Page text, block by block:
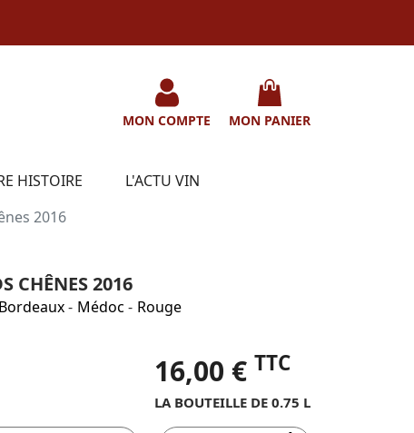
MON COMPTE MON PANIER
HISTOIRE
L'ACTU VIN
2016
CHÊNES 2016
Bordeaux- Médoc - Rouge
16,00 € TTC
LA BOUTEILLE DE 0.75 L